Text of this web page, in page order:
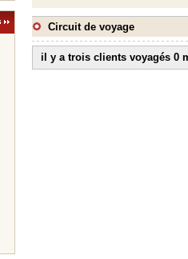
Circuit de voyage
il y a trois clients voyagés 0